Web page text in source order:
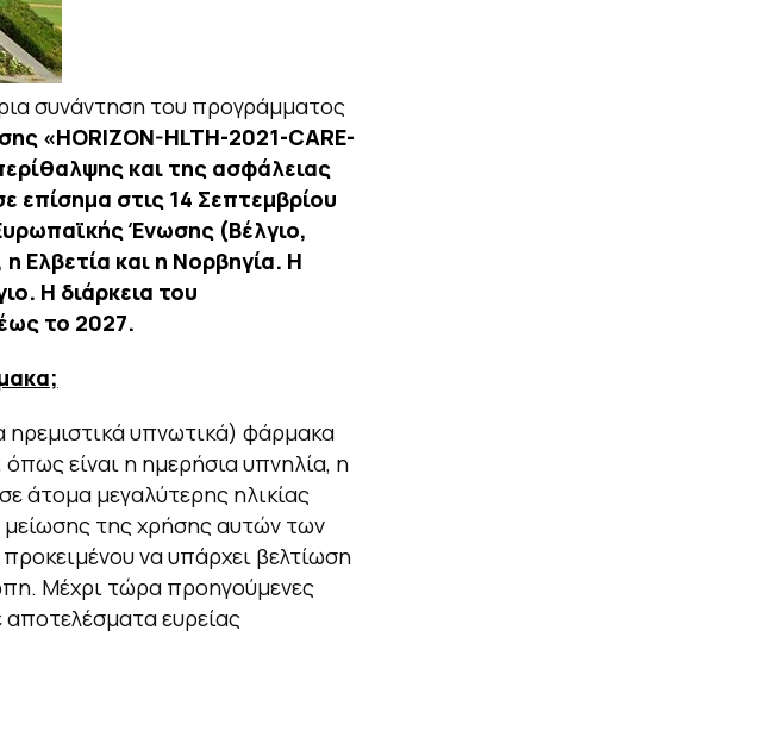
συνάντηση του προγράμματος
«HORIZON-HLTH-2021-CARE-
και της ασφάλειας
επίσημα στις 14 Σεπτεμβρίου
Ένωσης (Βέλγιο,
Ελβετία και η Νορβηγία. Η
Η διάρκεια του
το 2027.
ηρεμιστικά υπνωτικά) φάρμακα
είναι η ημερήσια υπνηλία, η
άτομα μεγαλύτερης ηλικίας
της χρήσης αυτών των
να υπάρχει βελτίωση
Μέχρι τώρα προηγούμενες
ευρείας